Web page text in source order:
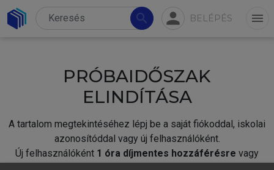
search person BELÉPÉS menu
PRÓBAIDŐSZAK
ELINDÍTÁSA
A tartalom megtekintéséhez lépj be a saját fiókoddal, iskolai
azonosítóddal vagy új felhasználóként.
Új felhasználóként 1 óra díjmentes hozzáférésre vagy